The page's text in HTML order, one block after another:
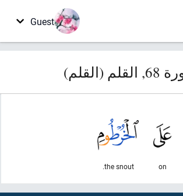
Guest
(القلم)
on
the snout.